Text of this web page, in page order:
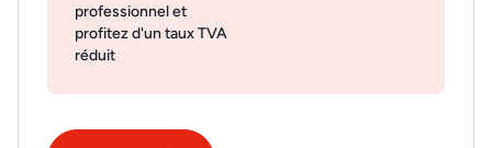
professionnel et
profitez d'un taux TVA
réduit